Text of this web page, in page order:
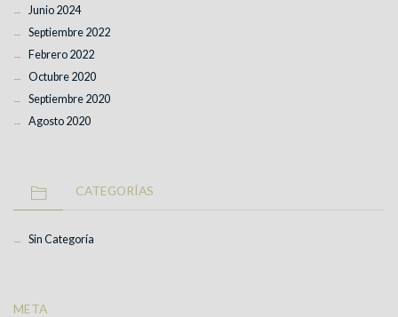
Junio 2024
Septiembre 2022
Febrero 2022
Octubre 2020
Septiembre 2020
Agosto 2020
CATEGORÍAS
Sin Categoría
META